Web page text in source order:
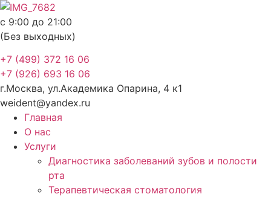
Перейти
к
содержимому
с 9:00 до 21:00
(Без выходных)
+7 (499) 372 16 06
+7 (926) 693 16 06
г.Москва, ул.Академика Опарина, 4 к1
weident@yandex.ru
Главная
О нас
Услуги
Диагностика заболеваний зубов и полости
рта
Терапевтическая стоматология